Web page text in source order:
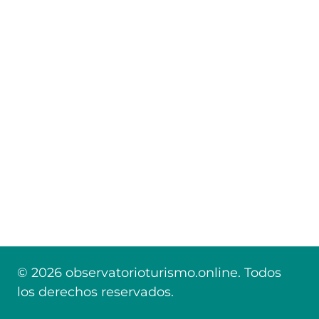
© 2026 observatorioturismo.online. Todos
los derechos reservados.